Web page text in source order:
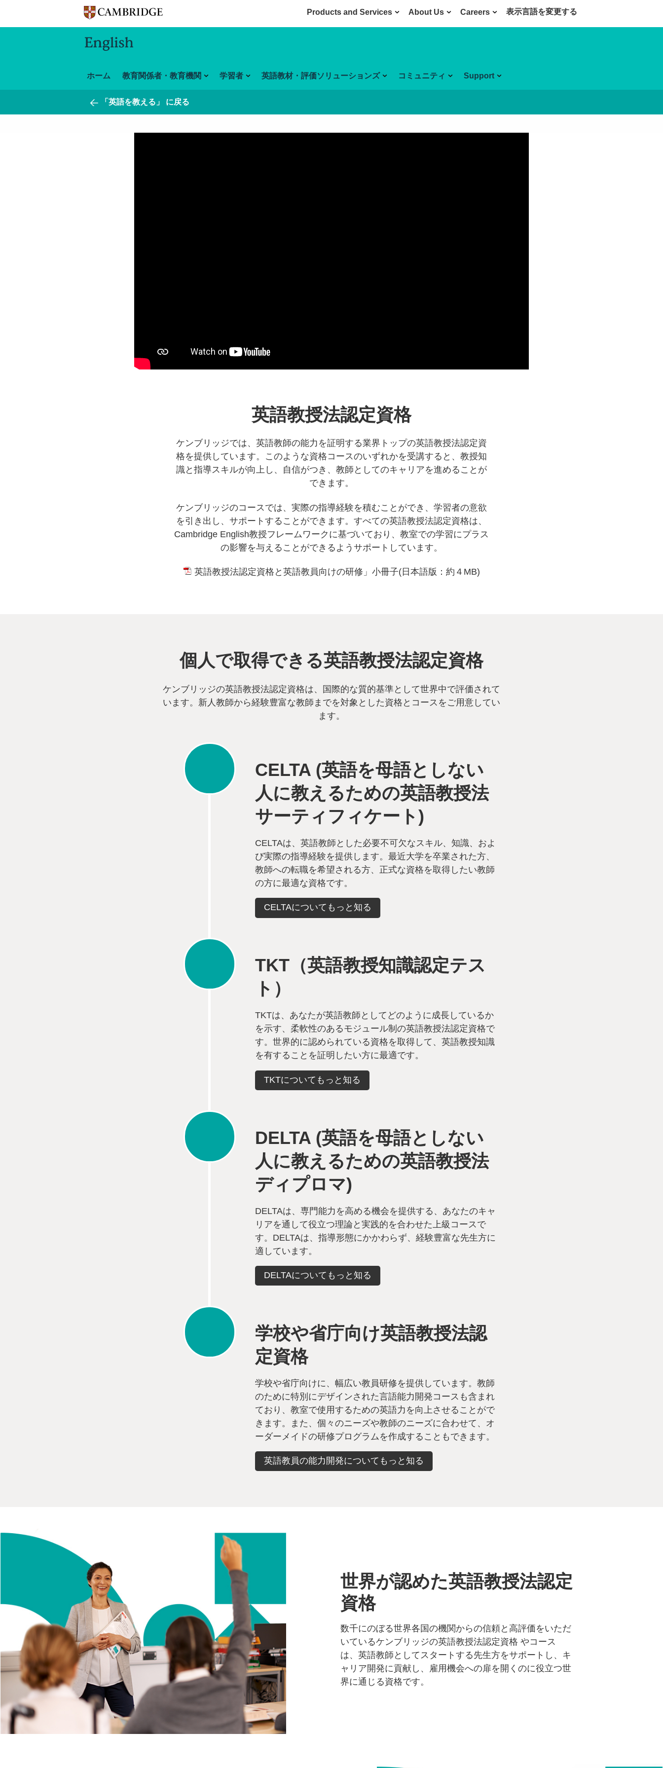
Products and Services About Us Careers 表示言語を変更する
ホーム 教育関係者・教育機関 学習者 英語教材・評価ソリューションズ コミュニティ Support
「英語を教える」 に戻る
英語教授法認定資格
ケンブリッジでは、英語教師の能力を証明する業界トップの英語教授法認定資
格を提供しています。このような資格コースのいずれかを受講すると、教授知
識と指導スキルが向上し、自信がつき、教師としてのキャリアを進めることが
できます。
ケンブリッジのコースでは、実際の指導経験を積むことができ、学習者の意欲
を引き出し、サポートすることができます。すべての英語教授法認定資格は、
Cambridge English教授フレームワークに基づいており、教室での学習にプラス
の影響を与えることができるようサポートしています。
英語教授法認定資格と英語教員向けの研修」小冊子(日本語版：約４MB)
個人で取得できる英語教授法認定資格
ケンブリッジの英語教授法認定資格は、国際的な質的基準として世界中で評価されて
います。新人教師から経験豊富な教師までを対象とした資格とコースをご用意してい
ます。
CELTA (英語を母語としない
人に教えるための英語教授法
サーティフィケート)
CELTAは、英語教師とした必要不可欠なスキル、知識、およ
び実際の指導経験を提供します。最近大学を卒業された方、
教師への転職を希望される方、正式な資格を取得したい教師
の方に最適な資格です。
CELTAについてもっと知る
TKT（英語教授知識認定テス
ト）
TKTは、あなたが英語教師としてどのように成長しているか
を示す、柔軟性のあるモジュール制の英語教授法認定資格で
す。世界的に認められている資格を取得して、英語教授知識
を有することを証明したい方に最適です。
TKTについてもっと知る
DELTA (英語を母語としない
人に教えるための英語教授法
ディプロマ)
DELTAは、専門能力を高める機会を提供する、あなたのキャ
リアを通して役立つ理論と実践的を合わせた上級コースで
す。DELTAは、指導形態にかかわらず、経験豊富な先生方に
適しています。
DELTAについてもっと知る
学校や省庁向け英語教授法認
定資格
学校や省庁向けに、幅広い教員研修を提供しています。教師
のために特別にデザインされた言語能力開発コースも含まれ
ており、教室で使用するための英語力を向上させることがで
きます。また、個々のニーズや教師のニーズに合わせて、オ
ーダーメイドの研修プログラムを作成することもできます。
英語教員の能力開発についてもっと知る
世界が認めた英語教授法認定
資格
数千にのぼる世界各国の機関からの信頼と高評価をいただ
いているケンブリッジの英語教授法認定資格 やコース
は、英語教師としてスタートする先生方をサポートし、キ
ャリア開発に貢献し、雇用機会への扉を開くのに役立つ世
界に通じる資格です。